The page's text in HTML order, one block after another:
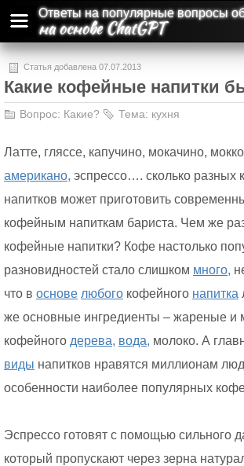
Ответы на популярные вопросы
на основе ChatGPT
Статья добавлена 07.07.2013
Какие кофейные напитки
Вопрос: Какие? Тема: кухня
Латте, гляссе, капучино, мокачино,
американо, эспрессо…. сколько разных
напитков может приготовить
кофейным напиткам бариста. Чем же
кофейные напитки? Кофе настолько
разновидностей стало слишком много,
что в основе любого кофейного напитка
же основные ингредиенты – жареные и
кофейного дерева, вода, молоко. А
виды напитков нравятся миллионам
особенности наиболее популярных
Эспрессо готовят с помощью сильного
который пропускают через зерна